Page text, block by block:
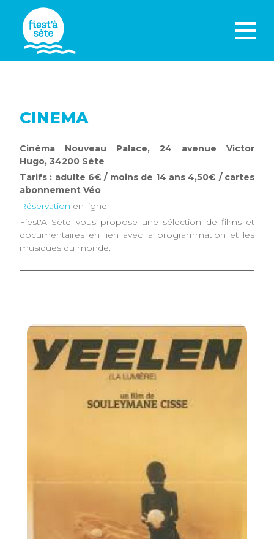
CINEMA
Cinéma Nouveau Palace, 24 avenue Victor
Hugo, 34200 Sète
Tarifs : adulte 6€ / moins de 14 ans 4,50€ / cartes
abonnement Véo
Réservation en ligne
Fiest'A Sète vous propose une sélection de films et
documentaires en lien avec la programmation et les
musiques du monde.